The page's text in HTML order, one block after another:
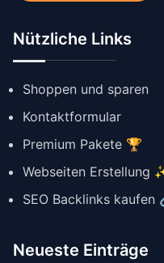
Nützliche Links
Shoppen und sparen
Kontaktformular
Premium Pakete 🏆
Webseiten Erstellung
SEO Backlinks kaufen
Neueste Einträge